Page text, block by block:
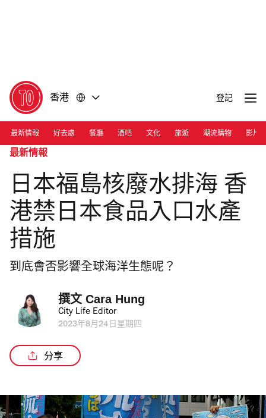
香港 登記
最新情報 好去處 餐廳 酒吧 文化 旅遊 潮流購物 影片
最新情報
日本福島核廢水排海 香
港禁日本食品入口水產
措施
到底會否影響全球海洋生態呢？
撰文 Cara Hung
City Life Editor
2023年8月24日星期四
分享